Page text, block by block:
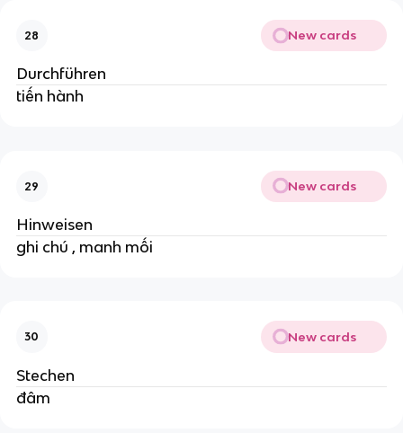
28 New cards
Durchführen
tiến hành
29 New cards
Hinweisen
ghi chú , manh mối
30 New cards
Stechen
đâm